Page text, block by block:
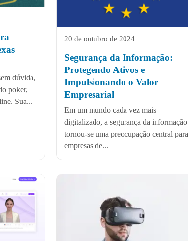
dúvida,
poker,
Sua...
20 de outubro de 2024
Segurança da Informação:
Protegendo Ativos e
Impulsionando o Valor
Empresarial
Em um mundo cada vez mais
digitalizado, a segurança da informação
tornou-se uma preocupação central para
empresas de...